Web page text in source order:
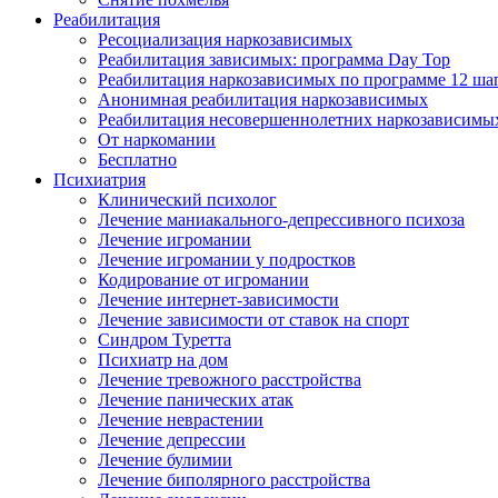
Реабилитация
Ресоциализация наркозависимых
Реабилитация зависимых: программа Day Top
Реабилитация наркозависимых по программе 12
Анонимная реабилитация наркозависимых
Реабилитация несовершеннолетних
От наркомании
Бесплатно
Психиатрия
Клинический психолог
Лечение маниакального-депрессивного психоза
Лечение игромании
Лечение игромании у подростков
Кодирование от игромании
Лечение интернет-зависимости
Лечение зависимости от ставок на спорт
Синдром Туретта
Психиатр на дом
Лечение тревожного расстройства
Лечение панических атак
Лечение неврастении
Лечение депрессии
Лечение булимии
Лечение биполярного расстройства